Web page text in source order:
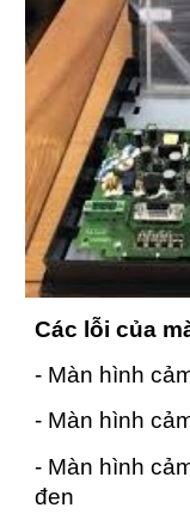
Các lỗi của
- Màn hình
- Màn hình
- Màn hình
đen